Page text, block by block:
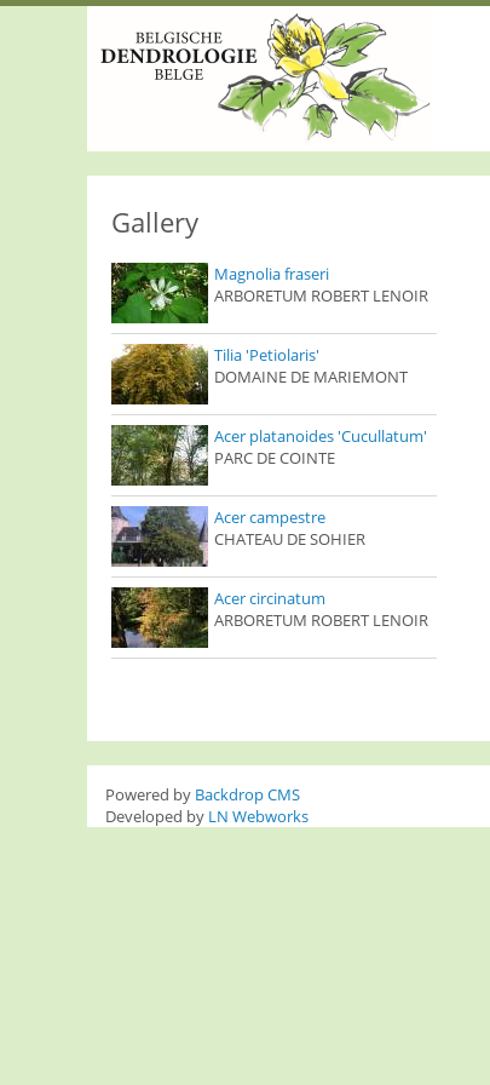
Gallery
Magnolia fraseri
ARBORETUM ROBERT LENOIR
Tilia 'Petiolaris'
DOMAINE DE MARIEMONT
Acer platanoides 'Cucullatum'
PARC DE COINTE
Acer campestre
CHATEAU DE SOHIER
Acer circinatum
ARBORETUM ROBERT LENOIR
Powered by Backdrop CMS
Developed by LN Webworks